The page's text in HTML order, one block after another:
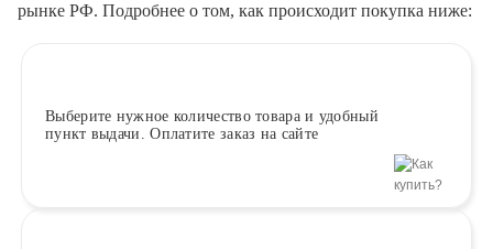
рынке РФ. Подробнее о том, как происходит покупка ниже:
Выберите нужное количество товара и удобный
пункт выдачи. Оплатите заказ на сайте